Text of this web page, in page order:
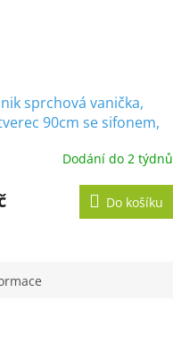
sprchová vanička,
90cm se sifonem,
Dodání do 2 týdnů
Do košíku